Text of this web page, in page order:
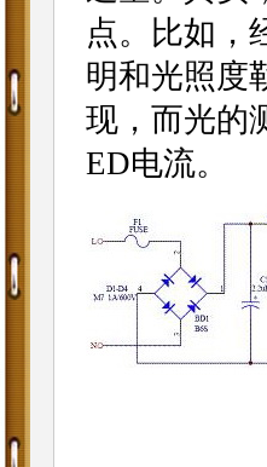
点。比如，
明和光照度
现，而光的
ED电流。